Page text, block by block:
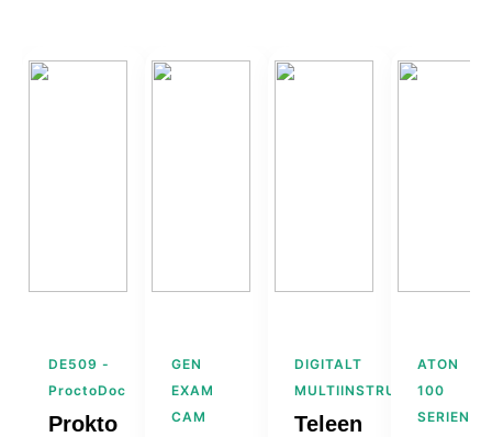
DE509 -
ProctoDoc
Prokto
GEN
EXAM
CAM
DIGITALT
MULTIINSTRUMENT
Teleen
ATON
100
SERIEN